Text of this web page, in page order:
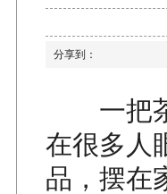
分享到：
一把茶
在很多人
品，摆在